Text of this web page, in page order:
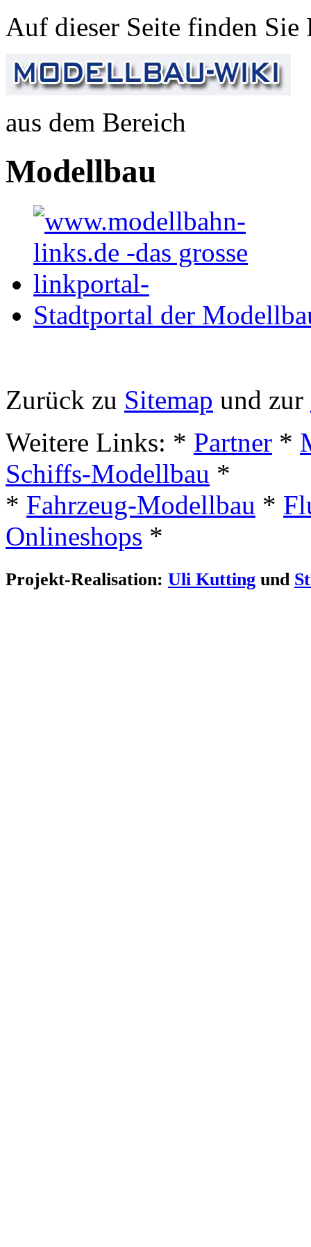
Auf dieser Seite finden Sie
aus dem Bereich
Modellbau
Stadtportal der
Zurück zu Sitemap und zur
Weitere Links: * Partner *
Schiffs-Modellbau *
* Fahrzeug-Modellbau *
Onlineshops *
Projekt-Realisation: Uli Kutting und